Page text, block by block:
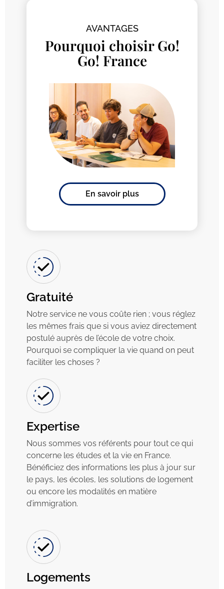
AVANTAGES
Pourquoi choisir Go!
Go! France
En savoir plus
Gratuité
Notre service ne vous coûte rien ; vous réglez
les mêmes frais que si vous aviez directement
postulé auprès de l’école de votre choix.
Pourquoi se compliquer la vie quand on peut
faciliter les choses ?
Expertise
Nous sommes vos référents pour tout ce qui
concerne les études et la vie en France.
Bénéficiez des informations les plus à jour sur
le pays, les écoles, les solutions de logement
ou encore les modalités en matière
d’immigration.
Logements